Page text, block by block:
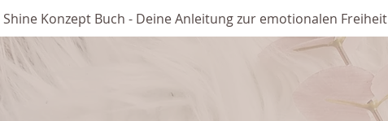
Shine Konzept Buch - Deine Anleitung zur emotionalen Freiheit